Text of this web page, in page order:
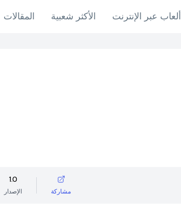
المقالات الأكثر شعبية ألعاب عبر الإنترنت
1.0
الإصدار مشاركة